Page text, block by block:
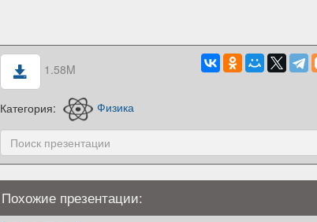
1.58M
Категория: Физика
Похожие презентации: